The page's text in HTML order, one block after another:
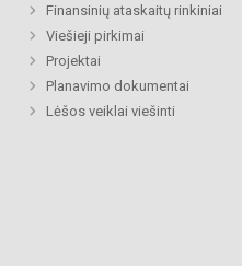
Finansinių ataskaitų rinkiniai
Viešieji pirkimai
Projektai
Planavimo dokumentai
Lėšos veiklai viešinti